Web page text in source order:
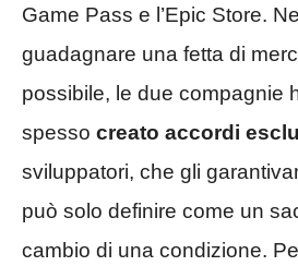
Game Pass e l’Epic Store.
guadagnare una fetta di
possibile, le due compagnie
spesso creato accordi
sviluppatori, che gli
può solo definire come un
cambio di una condizione.